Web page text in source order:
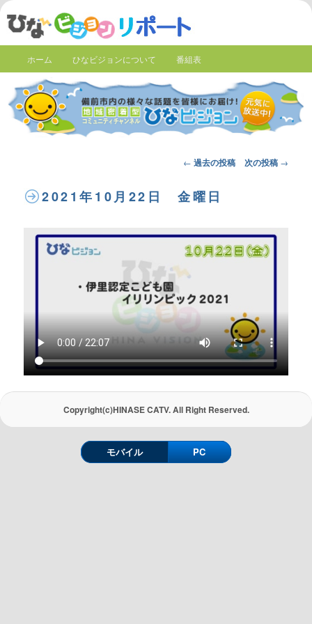
ホーム ひなビジョンについて 番組表
Post
← 過去の投稿 次の投稿 →
2021年10月22日 金曜日
Copyright(c)HINASE CATV. All Right Reserved.
モバイル PC